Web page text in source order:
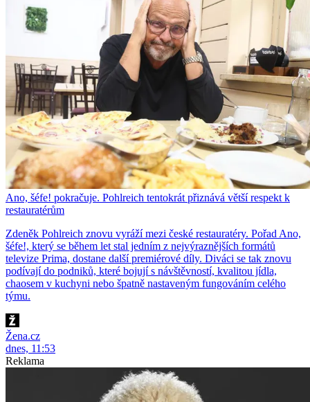
Ano, šéfe! pokračuje. Pohlreich tentokrát přiznává větší respekt k
restauratérům
Zdeněk Pohlreich znovu vyráží mezi české restauratéry. Pořad Ano,
šéfe!, který se během let stal jedním z nejvýraznějších formátů
televize Prima, dostane další premiérové díly. Diváci se tak znovu
podívají do podniků, které bojují s návštěvností, kvalitou jídla,
chaosem v kuchyni nebo špatně nastaveným fungováním celého
týmu.
Žena.cz
dnes, 11:53
Reklama